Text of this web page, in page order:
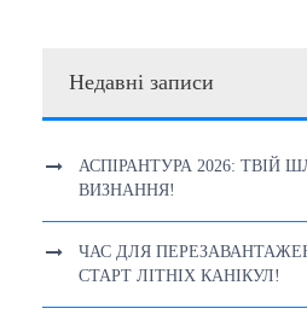
Недавні записи
АСПІРАНТУРА 2026: ТВІЙ
ВИЗНАННЯ!
ЧАС ДЛЯ
СТАРТ ЛІТНІХ КАНІКУЛ!